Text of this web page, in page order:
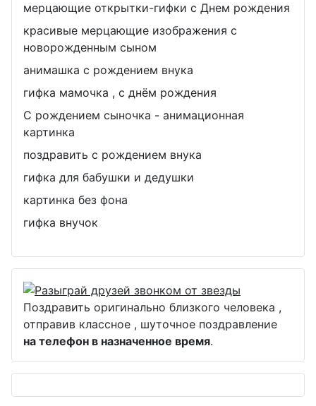
мерцающие открытки-гифки с Днем рождения
красивые мерцающие изображения с
новорожденным сыном
анимашка с рождением внука
гифка мамочка , с днём рождения
С рождением сыночка - анимационная
картинка
поздравить с рождением внука
гифка для бабушки и дедушки
картинка без фона
гифка внучок
Поздравить оригинально близкого человека ,
отправив классное , шуточное поздравление
на телефон в назначенное время.